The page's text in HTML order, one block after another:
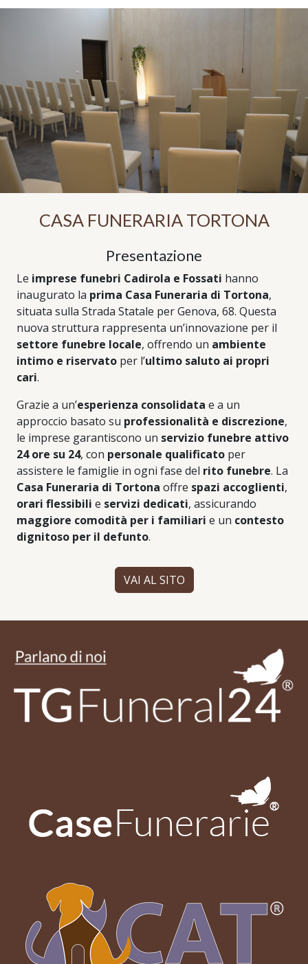
CASA FUNERARIA TORTONA
Presentazione
Le imprese funebri Cadirola e Fossati hanno
inaugurato la prima Casa Funeraria di Tortona,
situata sulla Strada Statale per Genova, 68. Questa
nuova struttura rappresenta un’innovazione per il
settore funebre locale, offrendo un ambiente
intimo e riservato per l’ultimo saluto ai propri
cari.
Grazie a un’esperienza consolidata e a un
approccio basato su professionalità e discrezione,
le imprese garantiscono un servizio funebre attivo
24 ore su 24, con personale qualificato per
assistere le famiglie in ogni fase del rito funebre. La
Casa Funeraria di Tortona offre spazi accoglienti,
orari flessibili e servizi dedicati, assicurando
maggiore comodità per i familiari e un contesto
dignitoso per il defunto.
VAI AL SITO